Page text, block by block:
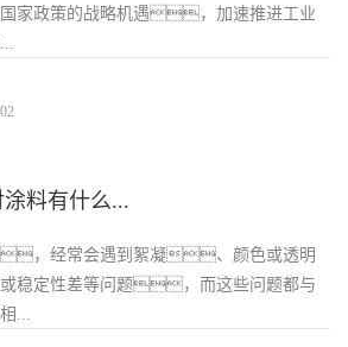
家政策的战略机遇，加速推进工业
料有什么...
，经常会遇到絮凝、颜色或透明
稳定性差等问题，而这些问题都与
...